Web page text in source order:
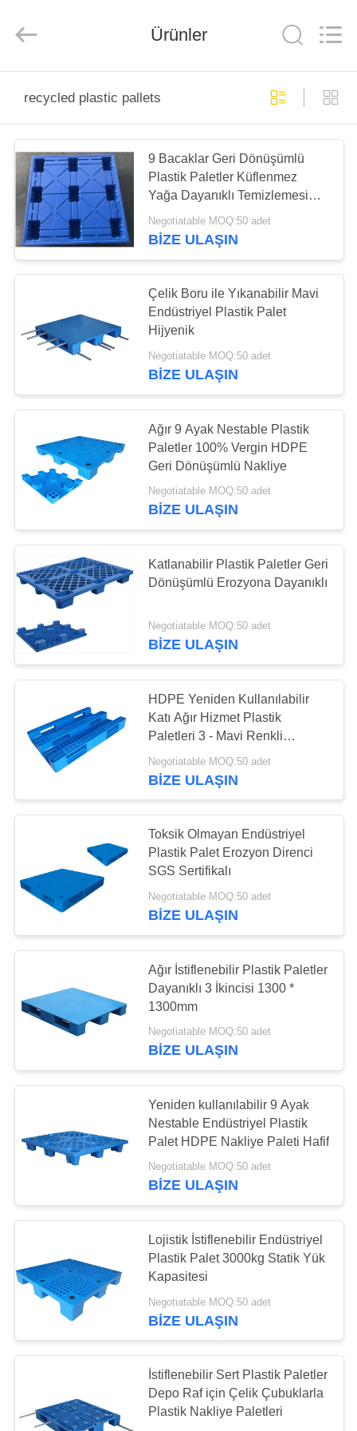
ÜRÜN:%
HAKKIMIZDA
FABRIKA
KALITE
KONTROL
BIZE
ULAŞIN
BIR
ISTEĞI
SITE
HARITASI
PRIVACY
Trade
Ürünler
recycled plastic pallets
9 Bacaklar Geri Dönüşümlü
Plastik Paletler Küflenmez
Yağa Dayanıklı Temizlemesi
Kolay
Negotiatable MOQ:50 adet
BIZE ULAŞIN
Çelik Boru ile Yıkanabilir Mavi
Endüstriyel Plastik Palet
Hijyenik
Negotiatable MOQ:50 adet
BIZE ULAŞIN
Ağır 9 Ayak Nestable Plastik
Paletler 100% Vergin HDPE
Geri Dönüşümlü Nakliye
Negotiatable MOQ:50 adet
BIZE ULAŞIN
Katlanabilir Plastik Paletler Geri
Dönüşümlü Erozyona Dayanıklı
Negotiatable MOQ:50 adet
BIZE ULAŞIN
HDPE Yeniden Kullanılabilir
Katı Ağır Hizmet Plastik
Paletleri 3 - Mavi Renkli
Kızaklar
Negotiatable MOQ:50 adet
BIZE ULAŞIN
Toksik Olmayan Endüstriyel
Plastik Palet Erozyon Direnci
SGS Sertifikalı
Negotiatable MOQ:50 adet
BIZE ULAŞIN
Ağır İstiflenebilir Plastik Paletler
Dayanıklı 3 İkincisi 1300 *
1300mm
Negotiatable MOQ:50 adet
BIZE ULAŞIN
Yeniden kullanılabilir 9 Ayak
Nestable Endüstriyel Plastik
Palet HDPE Nakliye Paleti Hafif
Negotiatable MOQ:50 adet
BIZE ULAŞIN
Lojistik İstiflenebilir Endüstriyel
Plastik Palet 3000kg Statik Yük
Kapasitesi
Negotiatable MOQ:50 adet
BIZE ULAŞIN
İstiflenebilir Sert Plastik Paletler
Depo Raf için Çelik Çubuklarla
Plastik Nakliye Paletleri